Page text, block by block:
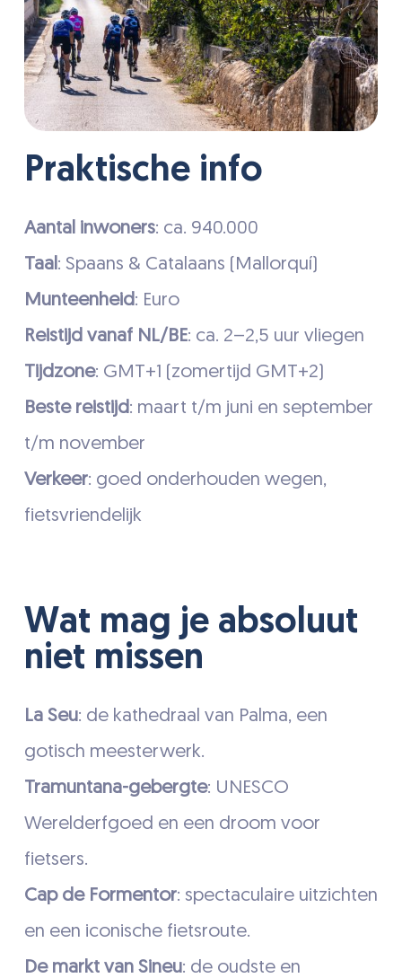
Praktische info
Aantal inwoners: ca. 940.000
Taal : Spaans & Catalaans (Mallorquí)
Munteenheid: Euro
Reistijd vanaf NL/BE: ca. 2–2,5 uur vliegen
Tijdzone: GMT+1 (zomertijd GMT+2)
Beste reistijd: maart t/m juni en september
t/m november
Verkeer: goed onderhouden wegen,
fietsvriendelijk
Wat mag je absoluut
niet missen
La Seu: de kathedraal van Palma, een
gotisch meesterwerk.
Tramuntana-gebergte: UNESCO
Werelderfgoed en een droom voor
fietsers.
Cap de Formentor: spectaculaire uitzichten
en een iconische fietsroute.
De markt van Sineu: de oudste en